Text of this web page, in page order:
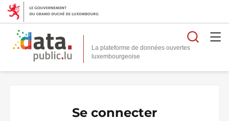
La plateforme de données ouvertes
Se connecter